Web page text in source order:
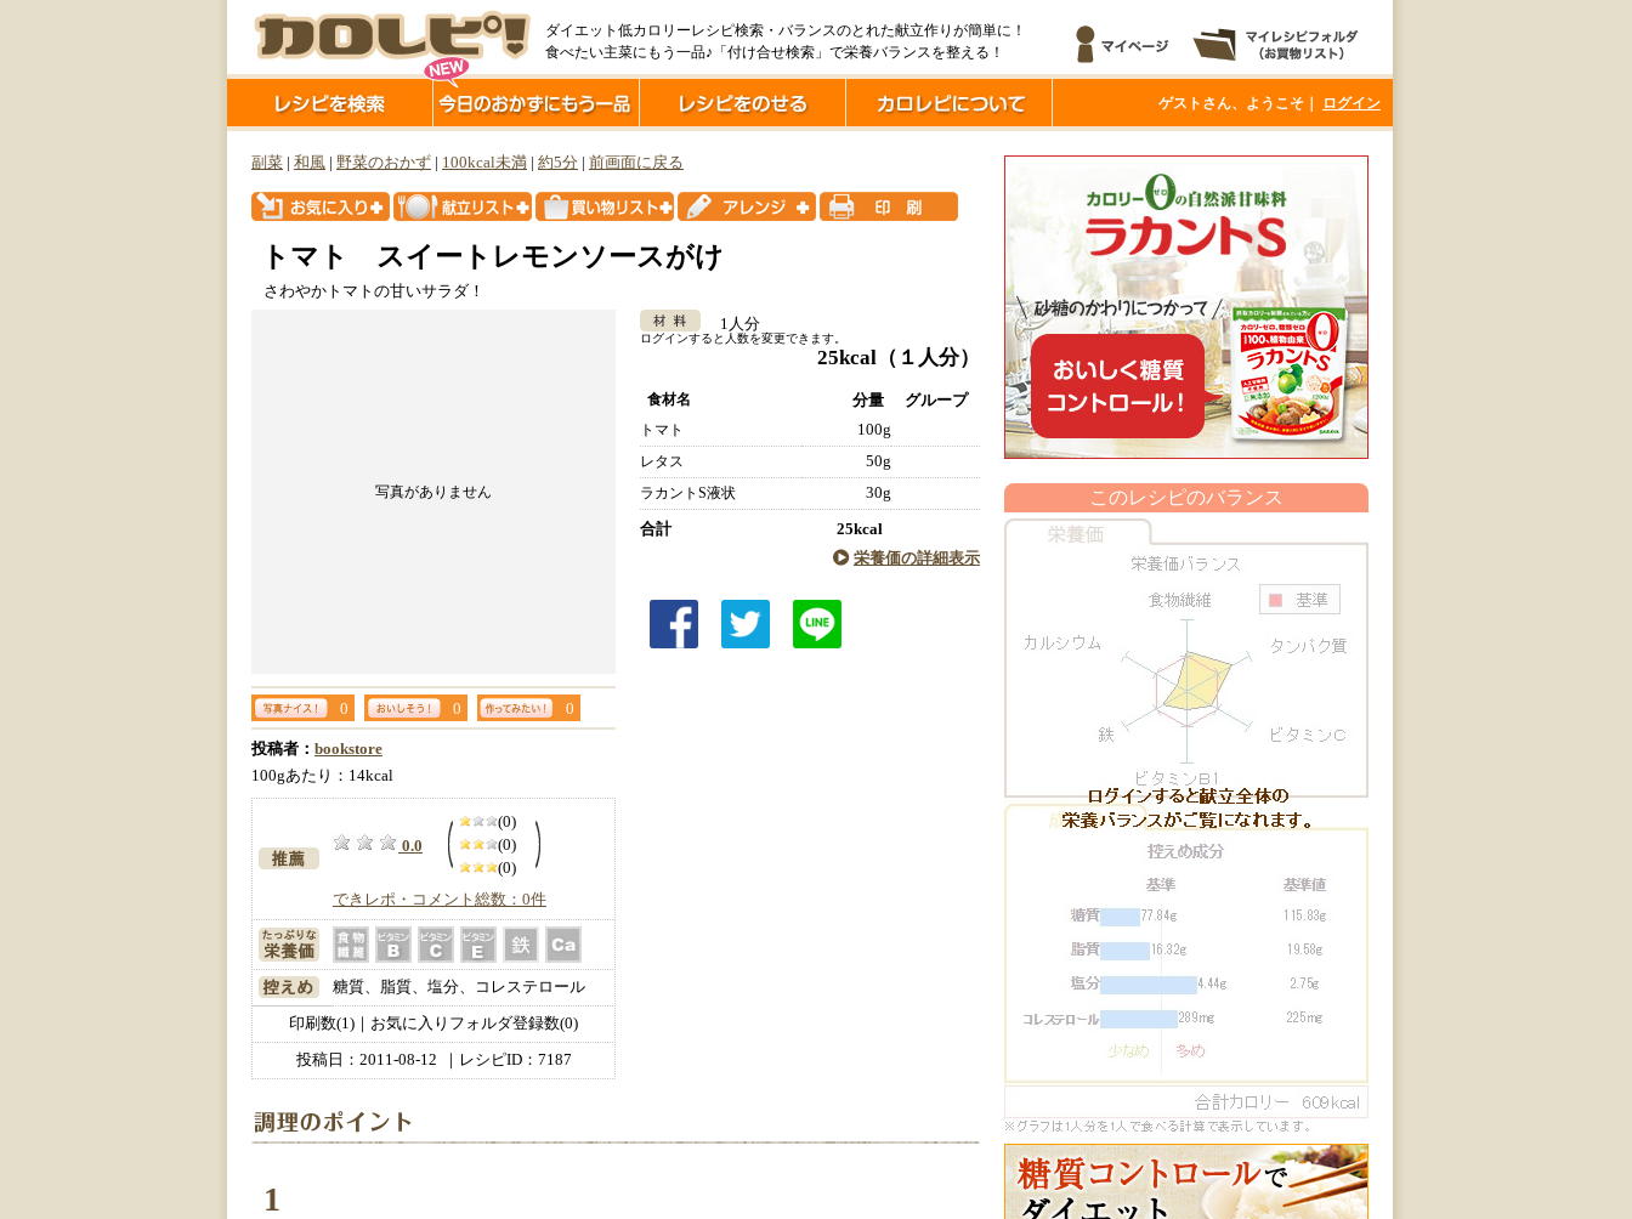
ダイエット低カロリーレシピ検索・バランスのとれた献立作りが簡単に！
食べたい主菜にもう一品♪「付け合せ検索」で栄養バランスを整える！
ゲストさん、ようこそ｜ ログイン
副菜 和風 野菜のおかず 100kcal未満 約5分 前画面に戻る
トマト スイートレモンソースがけ
さわやかトマトの甘いサラダ！
写真がありません
0 0 0
投稿者： bookstore
100gあたり：14kcal
0.0
(0)
(0)
(0)
できレポ・コメント総数：0件
糖質、脂質、塩分、コレステロール
印刷数(1)｜お気に入りフォルダ登録数(0)
投稿日： 2011-08-12 ｜レシピID：7187
1人分
ログインすると人数を変更できます。
25kcal （１人分）
食材名 分量 グループ
トマト 100g
レタス 50g
ラカントS液状 30g
合計
25kcal
栄養価の詳細表示
1
このレシピのバランス